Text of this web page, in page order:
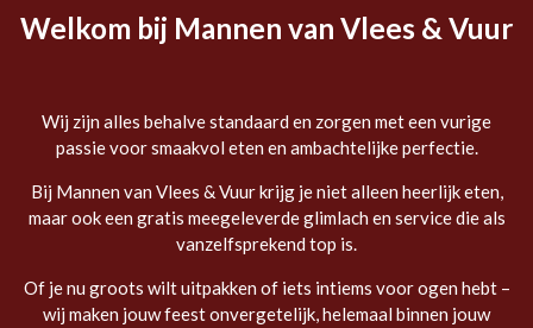
Welkom bij Mannen van Vlees & Vuur
Wij zijn alles behalve standaard en zorgen met een vurige
passie voor smaakvol eten en ambachtelijke perfectie.
Bij Mannen van Vlees & Vuur krijg je niet alleen heerlijk eten,
maar ook een gratis meegeleverde glimlach en service die als
vanzelfsprekend top is.
Of je nu groots wilt uitpakken of iets intiems voor ogen hebt –
wij maken jouw feest onvergetelijk, helemaal binnen jouw